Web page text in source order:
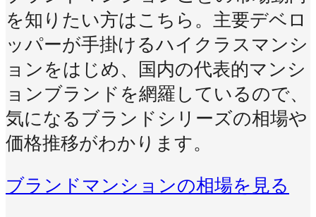
を知りたい方はこちら。主要デベロ
ッパーが手掛けるハイクラスマンシ
ョンをはじめ、国内の代表的マンシ
ョンブランドを網羅しているので、
気になるブランドシリーズの相場や
価格推移がわかります。
ブランドマンションの相場を見る